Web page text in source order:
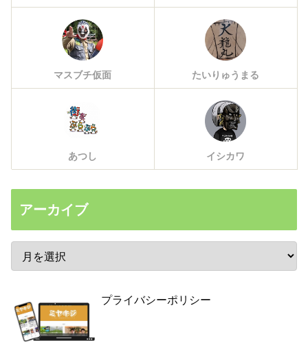
マスブチ仮面 たいりゅうまる
あつし イシカワ
アーカイブ
プライバシーポリシー